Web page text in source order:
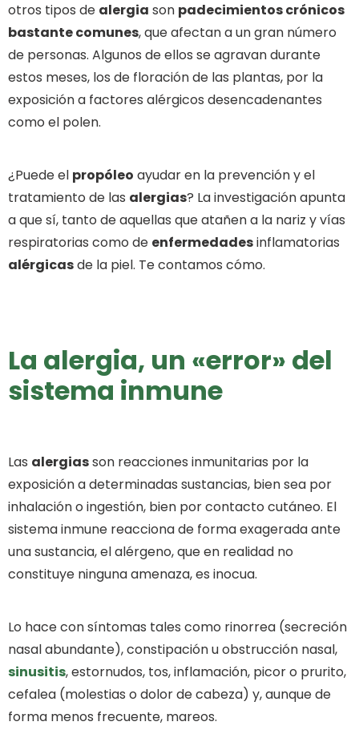
otros tipos de alergia son padecimientos crónicos
bastante comunes, que afectan a un gran número
de personas. Algunos de ellos se agravan durante
estos meses, los de floración de las plantas, por la
exposición a factores alérgicos desencadenantes
como el polen.
¿Puede el propóleo ayudar en la prevención y el
tratamiento de las alergias? La investigación apunta
a que sí, tanto de aquellas que atañen a la nariz y vías
respiratorias como de enfermedadesinflamatorias
alérgicasde la piel. Te contamos cómo.
La alergia, un «error» del
sistema inmune
Las alergiasson reacciones inmunitarias por la
exposición a determinadas sustancias, bien sea por
inhalación o ingestión, bien por contacto cutáneo. El
sistema inmune reacciona de forma exagerada ante
una sustancia, el alérgeno, que en realidad no
constituye ninguna amenaza, es inocua.
Lo hace con síntomas tales como rinorrea (secreción
nasal abundante), constipación u obstrucción nasal,
sinusitis, estornudos, tos, inflamación, picor o prurito,
cefalea (molestias o dolor de cabeza) y, aunque de
forma menos frecuente, mareos.